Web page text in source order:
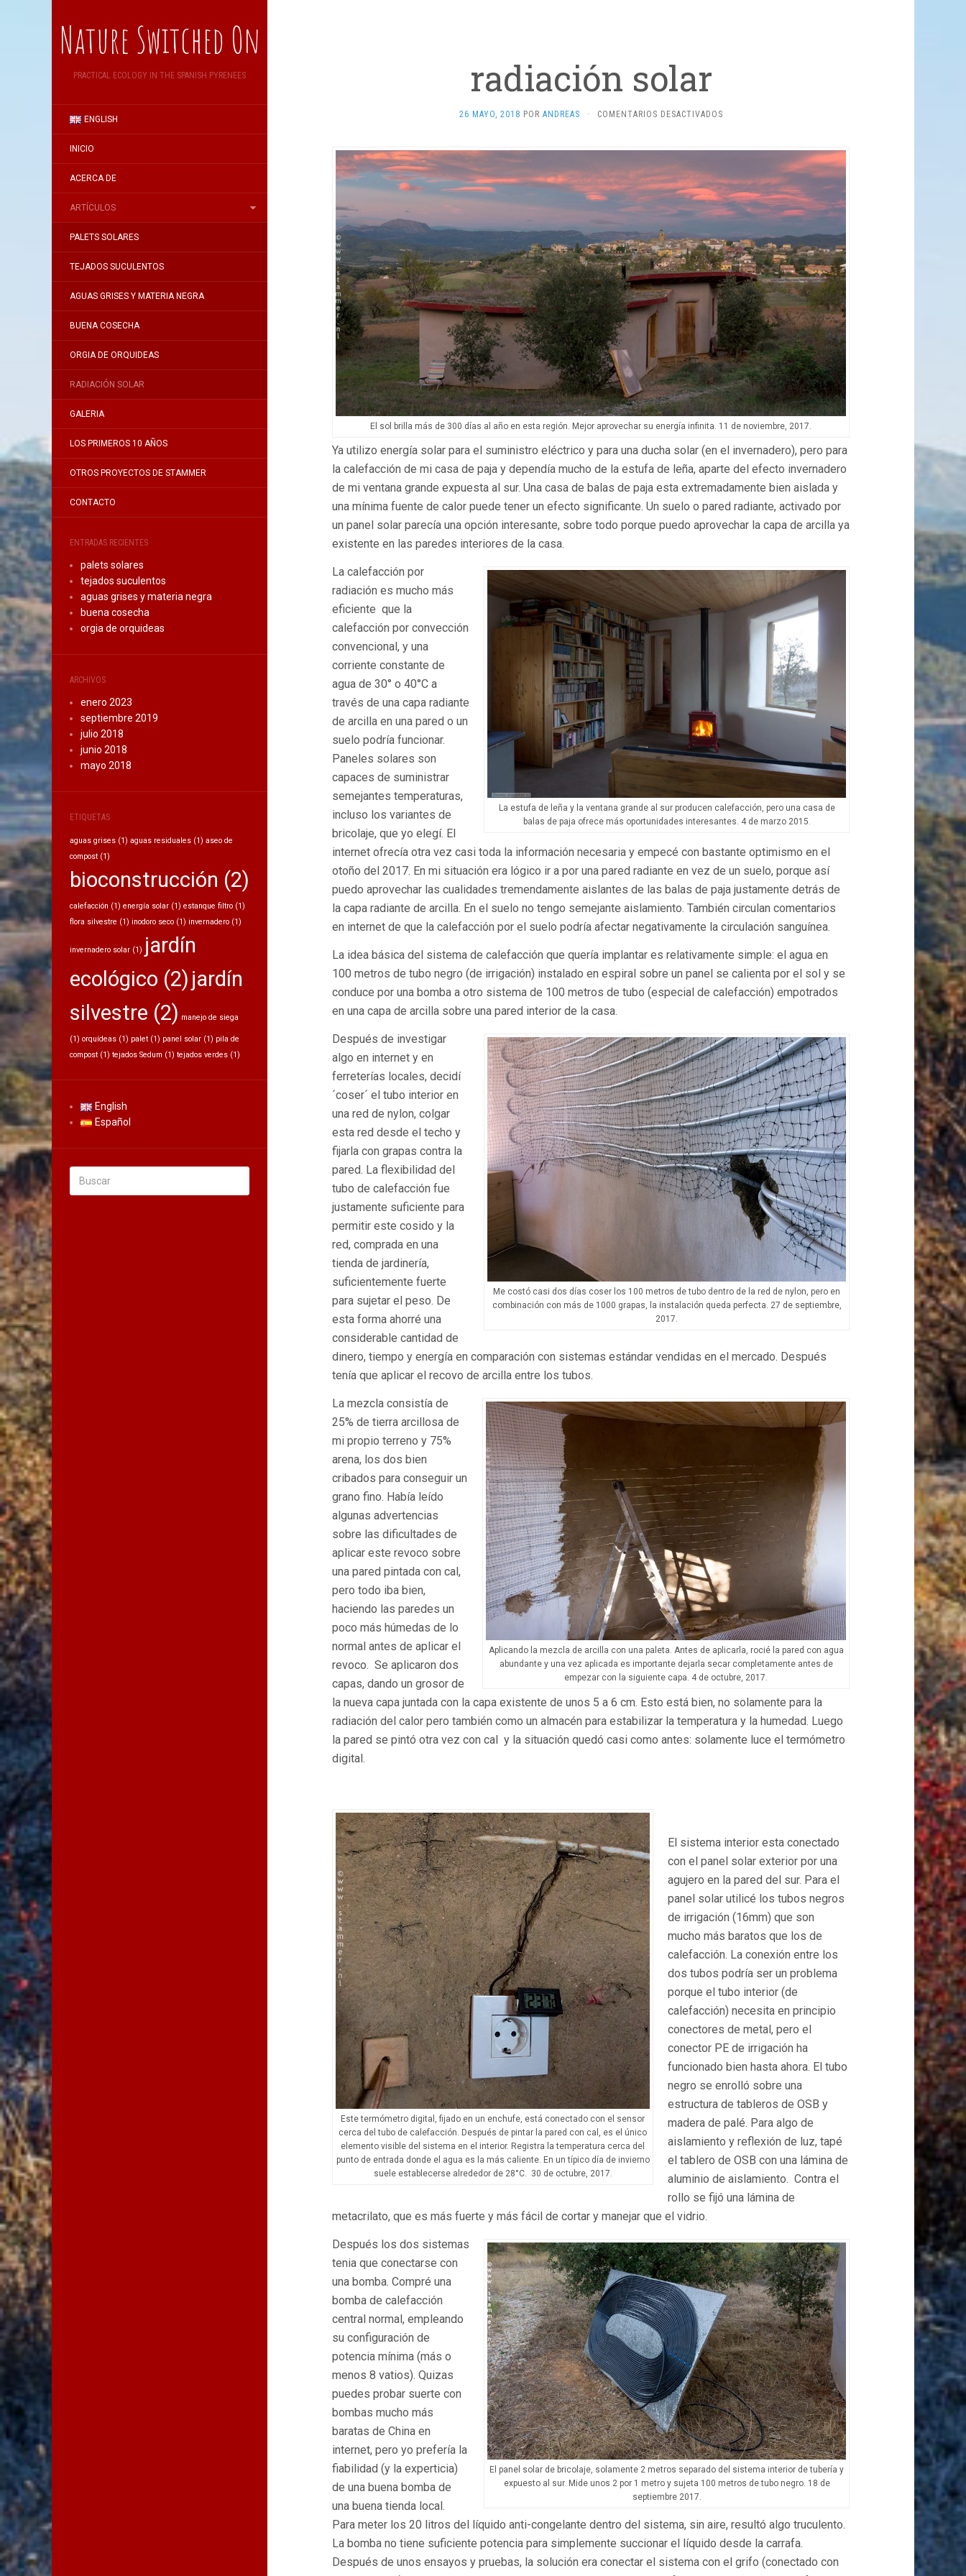
Nature Switched On
PRACTICAL ECOLOGY IN THE SPANISH PYRENEES
ENGLISH
INICIO
ACERCA DE
ARTÍCULOS
PALETS SOLARES
TEJADOS SUCULENTOS
AGUAS GRISES Y MATERIA NEGRA
BUENA COSECHA
ORGIA DE ORQUIDEAS
RADIACIÓN SOLAR
GALERIA
LOS PRIMEROS 10 AÑOS
OTROS PROYECTOS DE STAMMER
CONTACTO
ENTRADAS RECIENTES
palets solares
tejados suculentos
aguas grises y materia negra
buena cosecha
orgia de orquideas
ARCHIVOS
enero 2023
septiembre 2019
julio 2018
junio 2018
mayo 2018
ETIQUETAS
aguas grises (1) aguas residuales (1) aseo de
compost (1)
bioconstrucción (2)
calefacción (1) energía solar (1) estanque filtro (1)
flora silvestre (1) inodoro seco (1) invernadero (1)
invernadero solar (1) jardín
ecológico (2) jardín
silvestre (2) manejo de siega
(1) orquídeas (1) palet (1) panel solar (1) pila de
compost (1) tejados Sedum (1) tejados verdes (1)
English
Español
radiación solar
26 MAYO, 2018 POR ANDREAS · COMENTARIOS DESACTIVADOSEN
El sol brilla más de 300 días al año en esta región. Mejor aprovechar su energía infinita. 11 de noviembre, 2017.
Ya utilizo energía solar para el suministro eléctrico y para una ducha solar (en el invernadero), pero para
la calefacción de mi casa de paja y dependía mucho de la estufa de leña, aparte del efecto invernadero
de mi ventana grande expuesta al sur. Una casa de balas de paja esta extremadamente bien aislada y
una mínima fuente de calor puede tener un efecto significante. Un suelo o pared radiante, activado por
un panel solar parecía una opción interesante, sobre todo porque puedo aprovechar la capa de arcilla ya
existente en las paredes interiores de la casa.
La estufa de leña y la ventana grande al sur producen calefacción, pero una casa de
balas de paja ofrece más oportunidades interesantes. 4 de marzo 2015.
La calefacción por
radiación es mucho más
eficiente que la
calefacción por convección
convencional, y una
corriente constante de
agua de 30° o 40°C a
través de una capa radiante
de arcilla en una pared o un
suelo podría funcionar.
Paneles solares son
capaces de suministrar
semejantes temperaturas,
incluso los variantes de
bricolaje, que yo elegí. El
internet ofrecía otra vez casi toda la información necesaria y empecé con bastante optimismo en el
otoño del 2017. En mi situación era lógico ir a por una pared radiante en vez de un suelo, porque así
puedo aprovechar las cualidades tremendamente aislantes de las balas de paja justamente detrás de
la capa radiante de arcilla. En el suelo no tengo semejante aislamiento. También circulan comentarios
en internet de que la calefacción por el suelo podría afectar negativamente la circulación sanguínea.
La idea básica del sistema de calefacción que quería implantar es relativamente simple: el agua en
100 metros de tubo negro (de irrigación) instalado en espiral sobre un panel se calienta por el sol y se
conduce por una bomba a otro sistema de 100 metros de tubo (especial de calefacción) empotrados
en una capa de arcilla sobre una pared interior de la casa.
Me costó casi dos días coser los 100 metros de tubo dentro de la red de nylon, pero en
combinación con más de 1000 grapas, la instalación queda perfecta. 27 de septiembre,
2017.
Después de investigar
algo en internet y en
ferreterías locales, decidí
´coser´ el tubo interior en
una red de nylon, colgar
esta red desde el techo y
fijarla con grapas contra la
pared. La flexibilidad del
tubo de calefacción fue
justamente suficiente para
permitir este cosido y la
red, comprada en una
tienda de jardinería,
suficientemente fuerte
para sujetar el peso. De
esta forma ahorré una
considerable cantidad de
dinero, tiempo y energía en comparación con sistemas estándar vendidas en el mercado. Después
tenía que aplicar el recovo de arcilla entre los tubos.
Aplicando la mezcla de arcilla con una paleta. Antes de aplicarla, rocié la pared con agua
abundante y una vez aplicada es importante dejarla secar completamente antes de
empezar con la siguiente capa. 4 de octubre, 2017.
La mezcla consistía de
25% de tierra arcillosa de
mi propio terreno y 75%
arena, los dos bien
cribados para conseguir un
grano fino. Había leído
algunas advertencias
sobre las dificultades de
aplicar este revoco sobre
una pared pintada con cal,
pero todo iba bien,
haciendo las paredes un
poco más húmedas de lo
normal antes de aplicar el
revoco. Se aplicaron dos
capas, dando un grosor de
la nueva capa juntada con la capa existente de unos 5 a 6 cm. Esto está bien, no solamente para la
radiación del calor pero también como un almacén para estabilizar la temperatura y la humedad. Luego
la pared se pintó otra vez con cal y la situación quedó casi como antes: solamente luce el termómetro
digital.
Este termómetro digital, fijado en un enchufe, está conectado con el sensor
cerca del tubo de calefacción. Después de pintar la pared con cal, es el único
elemento visible del sistema en el interior. Registra la temperatura cerca del
punto de entrada donde el agua es la más caliente. En un típico día de invierno
suele establecerse alrededor de 28°C. 30 de octubre, 2017.
El sistema interior esta conectado
con el panel solar exterior por una
agujero en la pared del sur. Para el
panel solar utilicé los tubos negros
de irrigación (16mm) que son
mucho más baratos que los de
calefacción. La conexión entre los
dos tubos podría ser un problema
porque el tubo interior (de
calefacción) necesita en principio
conectores de metal, pero el
conector PE de irrigación ha
funcionado bien hasta ahora. El tubo
negro se enrolló sobre una
estructura de tableros de OSB y
madera de palé. Para algo de
aislamiento y reflexión de luz, tapé
el tablero de OSB con una lámina de
aluminio de aislamiento. Contra el
rollo se fijó una lámina de
metacrilato, que es más fuerte y más fácil de cortar y manejar que el vidrio.
El panel solar de bricolaje, solamente 2 metros separado del sistema interior de tubería y
expuesto al sur. Mide unos 2 por 1 metro y sujeta 100 metros de tubo negro. 18 de
septiembre 2017.
Después los dos sistemas
tenia que conectarse con
una bomba. Compré una
bomba de calefacción
central normal, empleando
su configuración de
potencia mínima (más o
menos 8 vatios). Quizas
puedes probar suerte con
bombas mucho más
baratas de China en
internet, pero yo prefería la
fiabilidad (y la experticia)
de una buena bomba de
una buena tienda local.
Para meter los 20 litros del líquido anti-congelante dentro del sistema, sin aire, resultó algo truculento.
La bomba no tiene suficiente potencia para simplemente succionar el líquido desde la carrafa.
Después de unos ensayos y pruebas, la solución era conectar el sistema con el grifo (conectado con